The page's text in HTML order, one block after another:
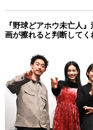
『野球どアホウ未亡人
画が擦れると判断してく